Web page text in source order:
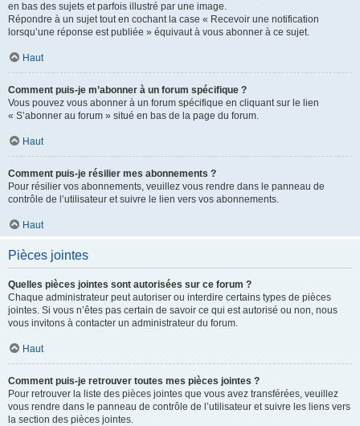
en bas des sujets et parfois illustré par une image.
Répondre à un sujet tout en cochant la case « Recevoir une notification
lorsqu’une réponse est publiée » équivaut à vous abonner à ce sujet.
Haut
Comment puis-je m’abonner à un forum spécifique ?
Vous pouvez vous abonner à un forum spécifique en cliquant sur le lien
« S’abonner au forum » situé en bas de la page du forum.
Haut
Comment puis-je résilier mes abonnements ?
Pour résilier vos abonnements, veuillez vous rendre dans le panneau de
contrôle de l’utilisateur et suivre le lien vers vos abonnements.
Haut
Pièces jointes
Quelles pièces jointes sont autorisées sur ce forum ?
Chaque administrateur peut autoriser ou interdire certains types de pièces
jointes. Si vous n’êtes pas certain de savoir ce qui est autorisé ou non, nous
vous invitons à contacter un administrateur du forum.
Haut
Comment puis-je retrouver toutes mes pièces jointes ?
Pour retrouver la liste des pièces jointes que vous avez transférées, veuillez
vous rendre dans le panneau de contrôle de l’utilisateur et suivre les liens vers
la section des pièces jointes.